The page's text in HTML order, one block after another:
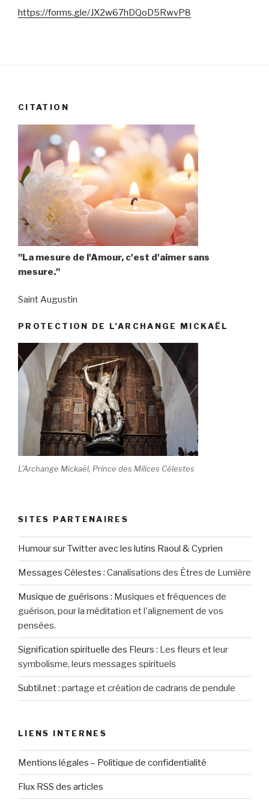
https://forms.gle/JX2w67hDQoD5RwvP8
CITATION
"La mesure de l'Amour, c'est d'aimer sans
mesure."
Saint Augustin
PROTECTION DE L’ARCHANGE MICKAËL
L'Archange Mickaël, Prince des Milices Célestes
SITES PARTENAIRES
Humour sur Twitter avec les lutins Raoul & Cyprien
Messages Célestes : Canalisations des Êtres de Lumière
Musique de guérisons : Musiques et fréquences de
guérison, pour la méditation et l'alignement de vos
pensées.
Signification spirituelle des Fleurs : Les fleurs et leur
symbolisme, leurs messages spirituels
Subtil.net: partage et création de cadrans de pendule
LIENS INTERNES
Mentions légales – Politique de confidentialité
Flux RSS des articles